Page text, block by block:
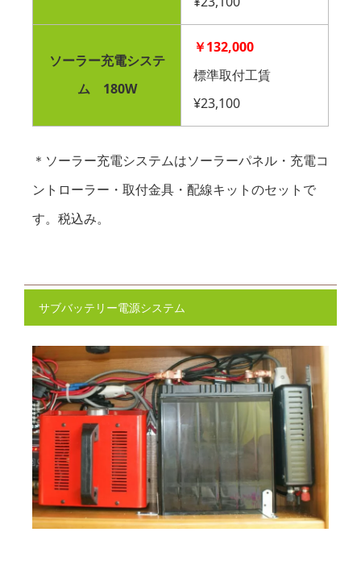
ソーラー充電システ
ム 180W
￥132,000
標準取付工賃
¥23,100
＊ソーラー充電システムはソーラーパネル・充電コ
ントローラー・取付金具・配線キットのセットで
す。税込み。
サブバッテリー電源システム